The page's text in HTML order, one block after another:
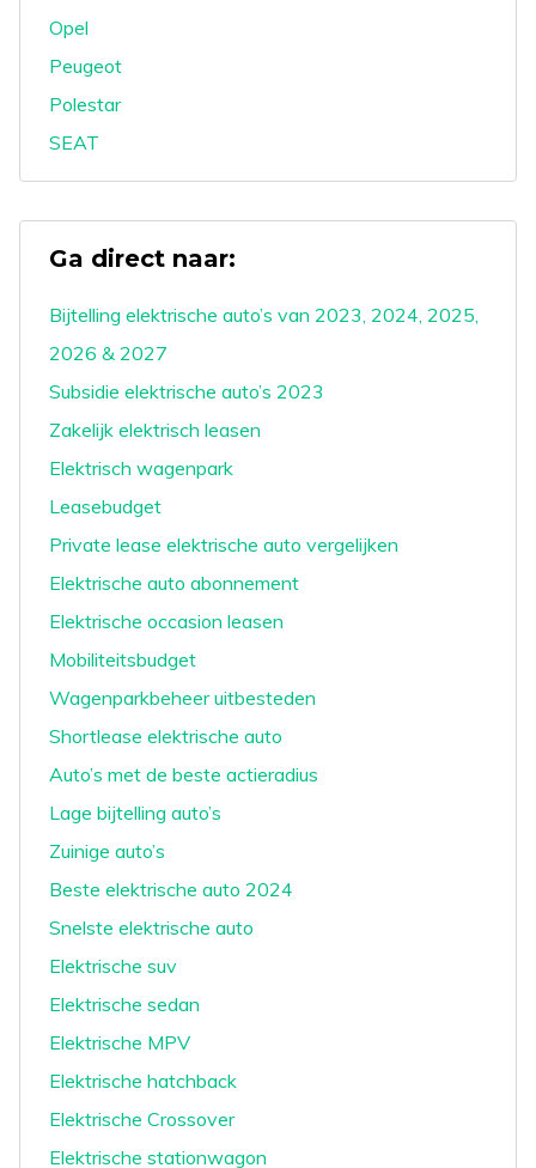
Opel
Peugeot
Polestar
SEAT
Ga direct naar:
Bijtelling elektrische auto’s van 2023, 2024, 2025,
2026 & 2027
Subsidie elektrische auto’s 2023
Zakelijk elektrisch leasen
Elektrisch wagenpark
Leasebudget
Private lease elektrische auto vergelijken
Elektrische auto abonnement
Elektrische occasion leasen
Mobiliteitsbudget
Wagenparkbeheer uitbesteden
Shortlease elektrische auto
Auto’s met de beste actieradius
Lage bijtelling auto’s
Zuinige auto’s
Beste elektrische auto 2024
Snelste elektrische auto
Elektrische suv
Elektrische sedan
Elektrische MPV
Elektrische hatchback
Elektrische Crossover
Elektrische stationwagon